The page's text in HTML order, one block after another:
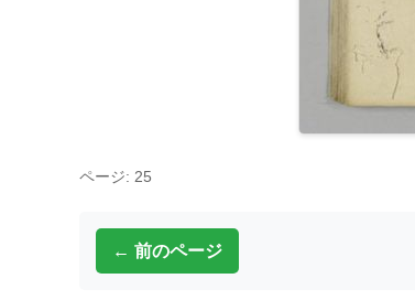
ページ: 25
← 前のページ